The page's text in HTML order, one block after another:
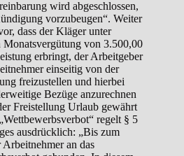
wird abgeschlossen,
vorzubeugen“. Weiter
dass der Kläger unter
Monatsvergütung von 3.500,00
erbringt, der Arbeitgeber
einseitig von der
freizustellen und hierbei
Bezüge anzurechnen
Freistellung Urlaub gewährt
regelt § 5
ausdrücklich: „Bis zum
an das